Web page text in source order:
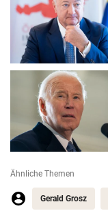
Ähnliche Themen
Gerald Grosz